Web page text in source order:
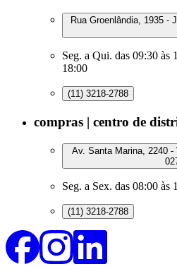
Rua Groenlândia, 1935 -
Seg. a Qui. das 09:30 às
18:00
(11) 3218-2788
compras | centro de
Av. Santa Marina, 2240 -
Seg. a Sex. das 08:00 às
(11) 3218-2788